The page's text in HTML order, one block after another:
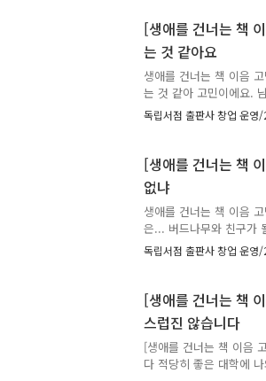
✍️ 고민에 어울리는 책과
🎁 여러분이 남겨주신 추
정표가 되어줄 예정입니
주신 분의 이름(별명)으
[생애를 건너는 책
는 것 같아요
생애를 건너는 책 이음
는 것 같아 고민이에요.
를 내 명확한 기준에 따
에 뭐라도 하고 있어야
도 행복해하던 사람이었
도 하고 투자도 잘해서
느낌이라 행복할 여유를
나온 누군가, 당신의 고
독립서점 출판사 창업 운
[생애를 건너는 책
없냐
생애를 건너는 책 이음
은... 버드나무와 친구가
의 고민에 책으로 답합니
✍️ 고민에 어울리는 책
정표가 되어줄 예정입니
주신 분의 이름(별명)으
다.🕰️ 이 고민은 2026년
너는 책 이음] 프로그램
독립서점 출판사 창업 운
[생애를 건너는 책
스럽진 않습니다
[생애를 건너는 책 이음
다 적당히 좋은 대학에